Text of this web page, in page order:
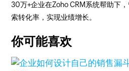
30万+企业在Zoho CRM系统帮助下
索转化率，实现业绩增长。
你可能喜欢